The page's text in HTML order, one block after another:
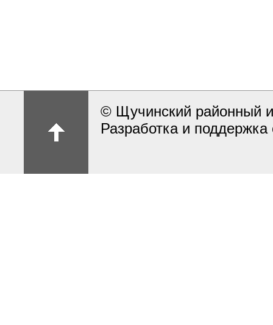
© Щучинский районный
Разработка и поддержка